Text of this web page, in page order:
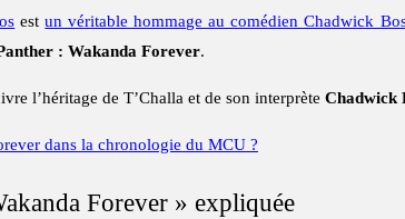
estun véritable hommage au comédien Chadwick
: Wakanda Forever.
l’héritage de T’Challa et de son interprète Chadwick
dans la chronologie du MCU ?
Forever » expliquée